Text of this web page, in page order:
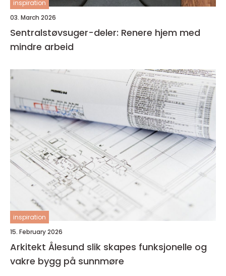
inspiration
03. March 2026
Sentralstøvsuger-deler: Renere hjem med
mindre arbeid
inspiration
15. February 2026
Arkitekt Ålesund slik skapes funksjonelle og
vakre bygg på sunnmøre